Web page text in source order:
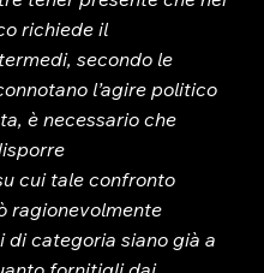
richiede il
secondo le
l’agire politico
è necessario che
cui tale confronto
ragionevolmente
di categoria siano già a